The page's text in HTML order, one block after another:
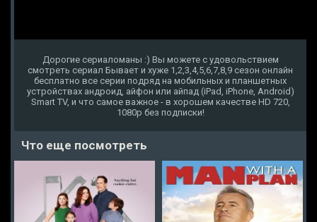
Дорогие сериаломаны :) Вы можете с удовольствием
смотреть сериал Бывает и хуже 1,2,3,4,5,6,7,8,9 сезон онлайн
бесплатно все серии подряд на мобильных и планшетных
устройствах андроид, айфон или айпад (iPad, iPhone, Android)
Smart TV, и что самое важное - в хорошем качестве HD 720,
1080p без подписки!
Что еще посмотреть